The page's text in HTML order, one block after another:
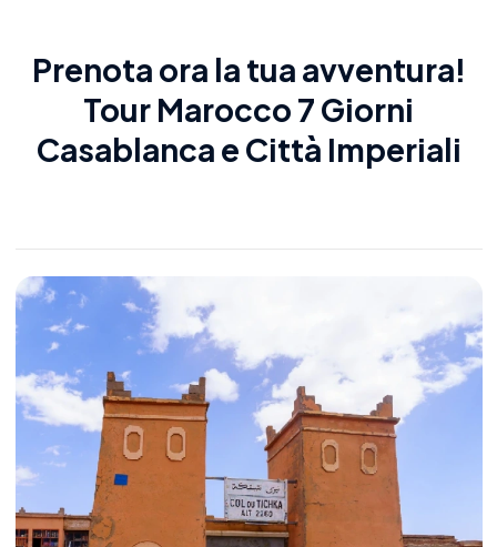
Prenota ora la tua avventura!
Tour Marocco 7 Giorni
Casablanca e Città Imperiali